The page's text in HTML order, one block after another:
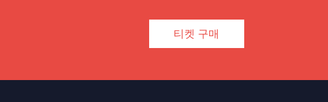
티켓 구매